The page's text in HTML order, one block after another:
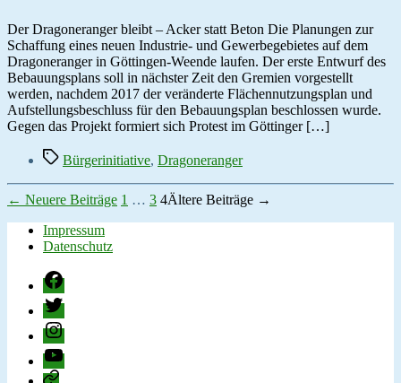
in
Weende
gegründet
Der Dragoneranger bleibt – Acker statt Beton Die Planungen zur
Schaffung eines neuen Industrie- und Gewerbegebietes auf dem
Dragoneranger in Göttingen-Weende laufen. Der erste Entwurf des
Bebauungsplans soll in nächster Zeit den Gremien vorgestellt
werden, nachdem 2017 der veränderte Flächennutzungsplan und
Aufstellungsbeschluss für den Bebauungsplan beschlossen wurde.
Gegen das Projekt formiert sich Protest im Göttinger […]
Schlagwörter
Bürgerinitiative, Dragoneranger
Seitennummerierung
der
Beiträge
← Neuere Beiträge 1 … 3 4Ältere Beiträge →
Impressum
Datenschutz
Facebook
Twitter
Instagram
YouTube
change.org